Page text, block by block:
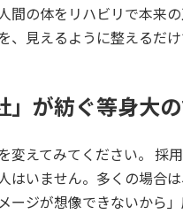
間の体をリハビリで本来
、見えるように整えるだ
」が紡ぐ等身大
変えてみてください。 採
はいません。多くの場合
ージが想像できないから